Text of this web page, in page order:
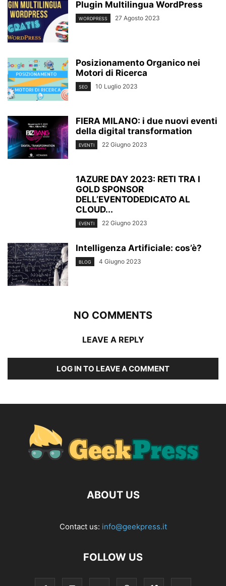
Plugin Multilingua WordPress
WORDPRESS 27 Agosto 2023
Posizionamento Organico nei
Motori di Ricerca
SEO 10 Luglio 2023
FIERA MILANO: i due nuovi eventi
della digital transformation
EVENTI 22 Giugno 2023
1AZURE DAY 2023: RETI TRA I
GOLD SPONSOR
DELL’EVENTODEDICATO AL
CLOUD...
EVENTI 22 Giugno 2023
Intelligenza Artificiale: cos’è?
BLOG 4 Giugno 2023
NO COMMENTS
LEAVE A REPLY
LOG IN TO LEAVE A COMMENT
ABOUT US
Contact us: info@geekpress.it
FOLLOW US